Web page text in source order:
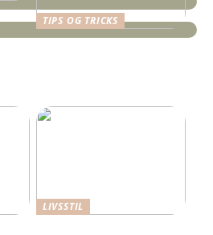
TIPS OG TRICKS
LIVSSTIL